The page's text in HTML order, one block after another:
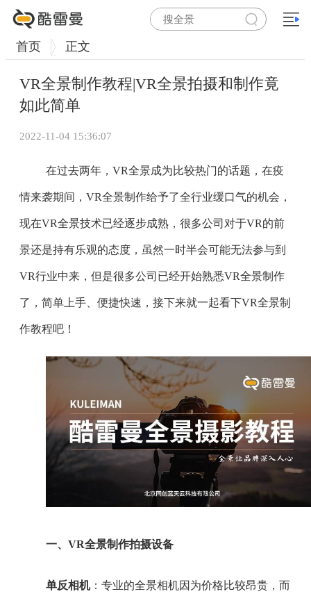
首页 正文
VR全景制作教程|VR全景拍摄和制作竟
如此简单
2022-11-04 15:36:07
在过去两年，VR全景成为比较热门的话题，在疫
情来袭期间，VR全景制作给予了全行业缓口气的机会，
现在VR全景技术已经逐步成熟，很多公司对于VR的前
景还是持有乐观的态度，虽然一时半会可能无法参与到
VR行业中来，但是很多公司已经开始熟悉VR全景制作
了，简单上手、便捷快速，接下来就一起看下VR全景制
作教程吧！
一、VR全景制作拍摄设备
单反相机：专业的全景相机因为价格比较昂贵，而